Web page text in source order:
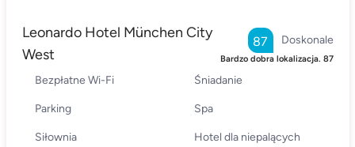
Leonardo Hotel München City
West
Doskonale
87
Bardzo dobra lokalizacja. 87
Bezpłatne Wi-Fi Śniadanie
Parking Spa
Siłownia Hotel dla niepalących